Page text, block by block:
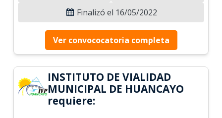
Finalizó el 16/05/2022
Ver convococatoria completa
INSTITUTO DE VIALIDAD
MUNICIPAL DE HUANCAYO
requiere: